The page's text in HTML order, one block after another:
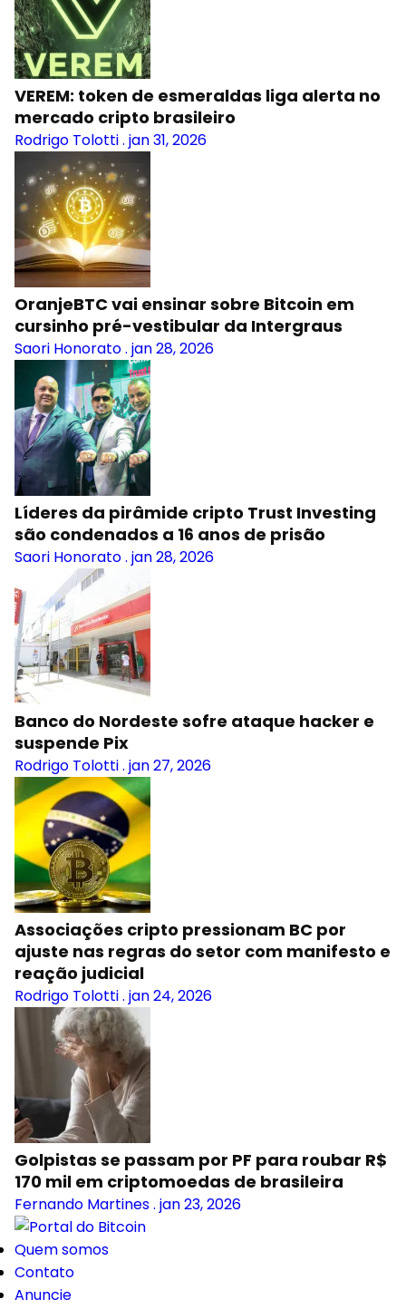
VEREM: token de esmeraldas liga alerta no
mercado cripto brasileiro
Rodrigo Tolotti. jan 31, 2026
OranjeBTC vai ensinar sobre Bitcoin em
cursinho pré-vestibular da Intergraus
Saori Honorato. jan 28, 2026
Líderes da pirâmide cripto Trust Investing
são condenados a 16 anos de prisão
Saori Honorato. jan 28, 2026
Banco do Nordeste sofre ataque hacker e
suspende Pix
Rodrigo Tolotti. jan 27, 2026
Associações cripto pressionam BC por
ajuste nas regras do setor com manifesto e
reação judicial
Rodrigo Tolotti. jan 24, 2026
Golpistas se passam por PF para roubar R$
170 mil em criptomoedas de brasileira
Fernando Martines. jan 23, 2026
Quem somos
Contato
Anuncie